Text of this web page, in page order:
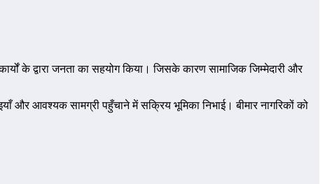
के द्वारा जनता का सहयोग किया। जिसके कारण सामाजिक जिम्मेदारी और
और आवश्यक सामग्री पहुँचाने में सक्रिय भूमिका निभाई। बीमार नागरिकों को